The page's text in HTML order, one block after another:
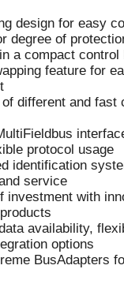
design for easy
degree of
a compact control
feature for
different and fast
protocol usage
identification
service
investment with
availability,
options
BusAdapters